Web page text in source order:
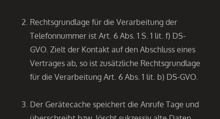
Rechtsgrundlage für die Verarbeitung der
Telefonnummer ist Art. 6 Abs. 1 S. 1 lit. f) DS-
GVO. Zielt der Kontakt auf den Abschluss eines
Vertrages ab, so ist zusätzliche Rechtsgrundlage
für die Verarbeitung Art. 6 Abs. 1 lit. b) DS-GVO.
Der Gerätecache speichert die Anrufe Tage und